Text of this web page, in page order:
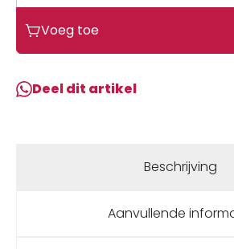
Voeg toe
Deel dit artikel
Beschrijving
Aanvullende